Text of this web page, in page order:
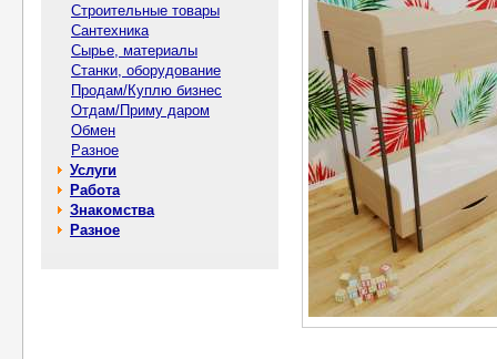
Строительные товары
Сантехника
Сырье, материалы
Станки, оборудование
Продам/Куплю бизнес
Отдам/Приму даром
Обмен
Разное
Услуги
Работа
Знакомства
Разное